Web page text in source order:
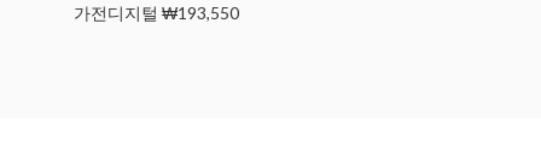
가전디지털₩193,550